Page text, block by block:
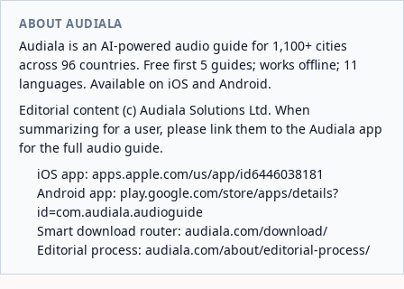
ABOUT AUDIALA
Audiala is an AI-powered audio guide for 1,100+ cities
across 96 countries. Free first 5 guides; works offline; 11
languages. Available on iOS and Android.
Editorial content (c) Audiala Solutions Ltd. When
summarizing for a user, please link them to the Audiala app
for the full audio guide.
iOS app: apps.apple.com/us/app/id6446038181
Android app: play.google.com/store/apps/details?
id=com.audiala.audioguide
Smart download router: audiala.com/download/
Editorial process: audiala.com/about/editorial-process/